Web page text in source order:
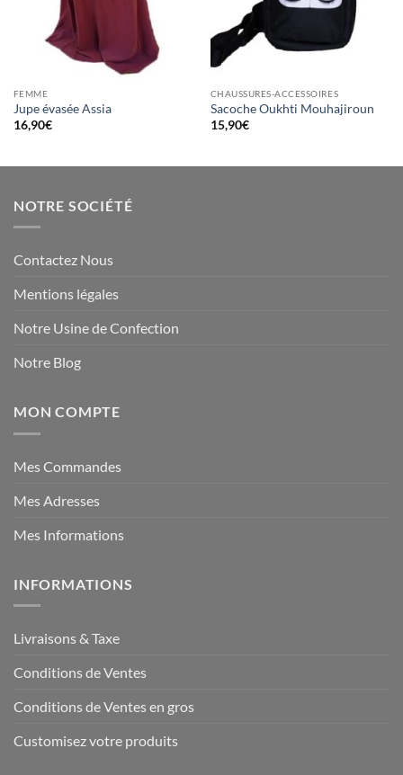
FEMME
Jupe évasée Assia
16,90€
CHAUSSURES-ACCESSOIRES
Sacoche Oukhti Mouhajiroun
15,90€
NOTRE SOCIÉTÉ
Contactez Nous
Mentions légales
Notre Usine de Confection
Notre Blog
MON COMPTE
Mes Commandes
Mes Adresses
Mes Informations
INFORMATIONS
Livraisons & Taxe
Conditions de Ventes
Conditions de Ventes en gros
Customisez votre produits